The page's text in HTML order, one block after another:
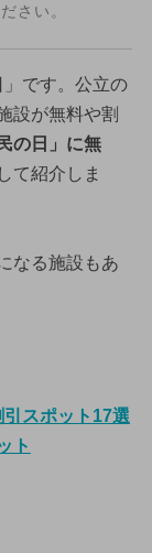
さい。
です。公立の
設が無料や割
の日」に無
て紹介しま
なる施設もあ
引スポット17選
ト